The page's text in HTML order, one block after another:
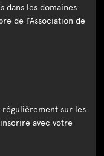
dans les domaines
de l’Association de
régulièrement sur les
inscrire avec votre